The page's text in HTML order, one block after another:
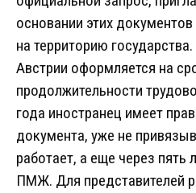
основании этих
на территорию
Австрии оформляется на
продолжительности
года иностранец имеет
документа, уже не
работает, а еще через пять
ПМЖ. Для представителей